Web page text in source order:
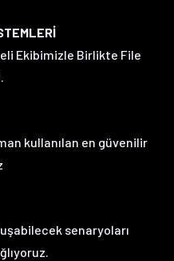
Ekibimizle Birlikte File
kullanılan en güvenilir
senaryoları